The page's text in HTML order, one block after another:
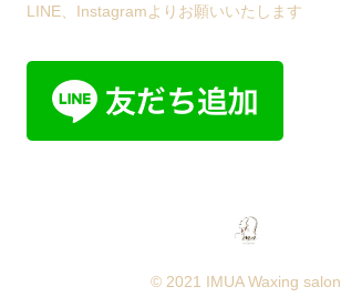
LINE、Instagramよりお願いいたします
© 2021 IMUA Waxing salon.